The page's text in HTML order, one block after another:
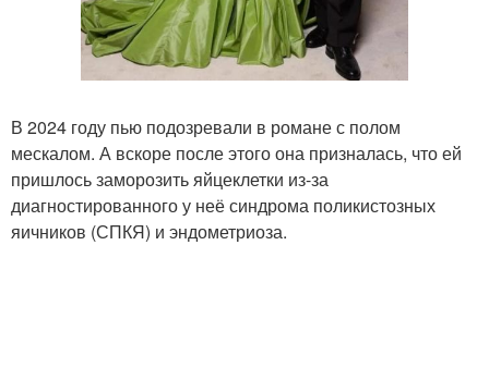
В 2024 году пью подозревали в романе с полом
мескалом. А вскоре после этого она призналась, что ей
пришлось заморозить яйцеклетки из-за
диагностированного у неё синдрома поликистозных
яичников (СПКЯ) и эндометриоза.